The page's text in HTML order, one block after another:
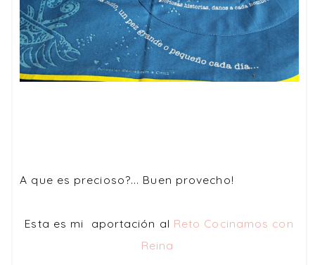
A que es precioso?... Buen provecho!
Esta es mi aportación al Reto Cocinamos con
Reina